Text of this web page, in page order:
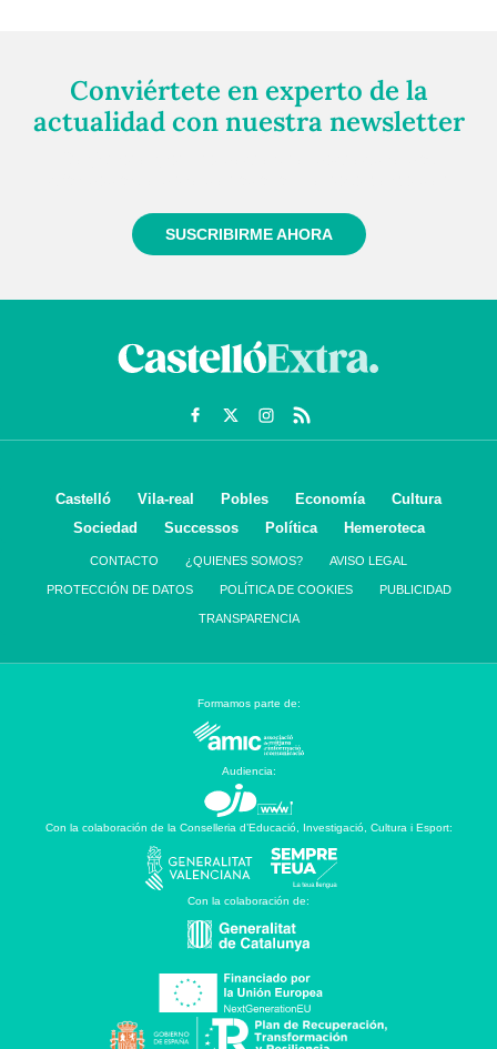
Conviértete en experto de la
actualidad con nuestra newsletter
SUSCRIBIRME AHORA
Castelló Vila-real Pobles Economía
Cultura
Sociedad
Successos Política Hemeroteca
CONTACTO ¿QUIENES SOMOS? AVISO LEGAL
PROTECCIÓN DE DATOS POLÍTICA DE COOKIES PUBLICIDAD
TRANSPARENCIA
Formamos parte de:
Audiencia:
Con la colaboración de la Conselleria d’Educació, Investigació, Cultura i Esport:
Con la colaboración de: